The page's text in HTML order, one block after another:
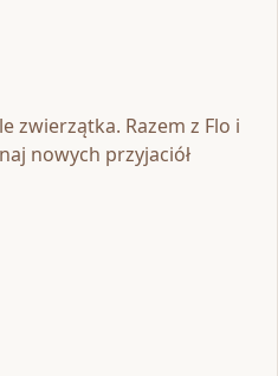
zwierzątka. Razem z Flo i
nowych przyjaciół